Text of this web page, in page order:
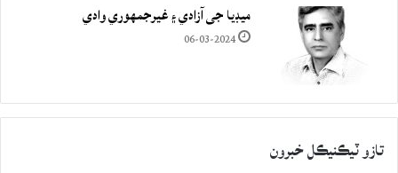
ميڊيا جي آزادي ۽ غيرجمھوري وادي
06-03-2024
تازو ٽيڪنيڪل خبرون